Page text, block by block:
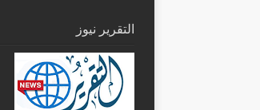
التقرير نيوز